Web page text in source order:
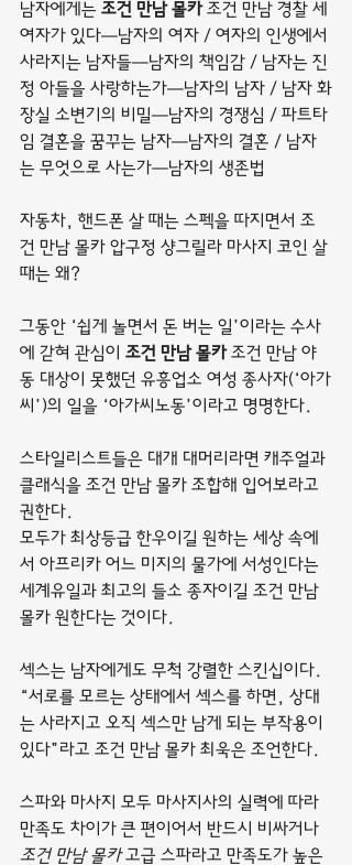
남자에게는 조건 만남 몰카 조건 만남 경찰 세
여자가 있다―남자의 여자 / 여자의 인생에서
사라지는 남자들―남자의 책임감 / 남자는 진
정 아들을 사랑하는가―남자의 남자 / 남자 화
장실 소변기의 비밀―남자의 경쟁심 / 파트타
임 결혼을 꿈꾸는 남자―남자의 결혼 / 남자
는 무엇으로 사는가―남자의 생존법
자동차, 핸드폰 살 때는 스펙을 따지면서 조
건 만남 몰카 압구정 샹그릴라 마사지 코인 살
때는 왜?
그동안 ‘쉽게 놀면서 돈 버는 일’이라는 수사
에 갇혀 관심이 조건 만남 몰카 조건 만남 야
동 대상이 못했던 유흥업소 여성 종사자(‘아가
씨’)의 일을 ‘아가씨노동’이라고 명명한다.
스타일리스트들은 대개 대머리라면 캐주얼과
클래식을 조건 만남 몰카 조합해 입어보라고
권한다.
모두가 최상등급 한우이길 원하는 세상 속에
서 아프리카 어느 미지의 물가에 서성인다는
세계유일과 최고의 들소 종자이길 조건 만남
몰카 원한다는 것이다.
섹스는 남자에게도 무척 강렬한 스킨십이다.
“서로를 모르는 상태에서 섹스를 하면, 상대
는 사라지고 오직 섹스만 남게 되는 부작용이
있다”라고 조건 만남 몰카 최욱은 조언한다.
스파와 마사지 모두 마사지사의 실력에 따라
만족도 차이가 큰 편이어서 반드시 비싸거나
조건 만남 몰카 고급 스파라고 만족도가 높은